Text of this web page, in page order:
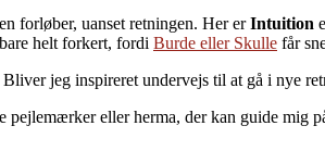
forløber, uanset retningen. Her erIntuition
helt forkert, fordi Burde eller Skulle får
jeg inspireret undervejs til at gå i nye
pejlemærker eller herma, der kan guide